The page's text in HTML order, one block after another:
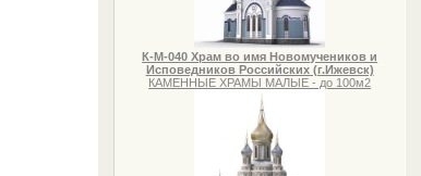
К-М-040 Храм во имя Новомучеников и
Исповедников Российских (г.Ижевск)
КАМЕННЫЕ ХРАМЫ МАЛЫЕ - до 100м2